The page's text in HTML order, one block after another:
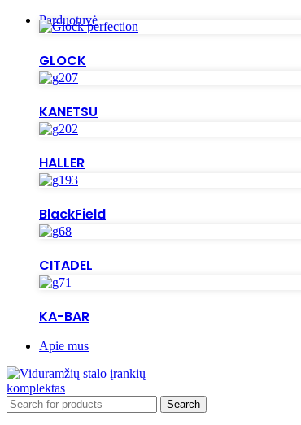
Parduotuvė
GLOCK
KANETSU
HALLER
BlackField
CITADEL
KA-BAR
Apie mus
Search